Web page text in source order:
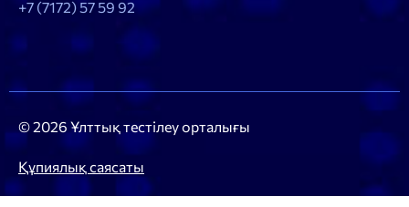
+7 (7172) 57 59 92
© 2026 Ұлттық тестілеу орталығы
Құпиялық саясаты